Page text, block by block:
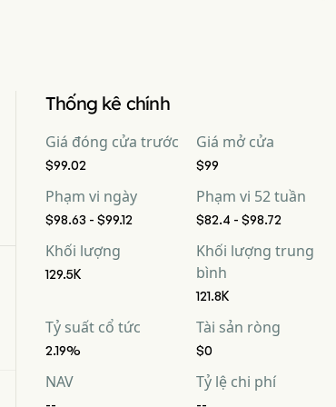
Thống kê chính
Giá đóng cửa trước
$99.02
Giá mở cửa
$99
Phạm vi ngày
$98.63 - $99.12
Phạm vi 52 tuần
$82.4 - $98.72
Khối lượng
129.5K
Khối lượng trung
bình
121.8K
Tỷ suất cổ tức
2.19%
Tài sản ròng
$0
NAV Tỷ lệ chi phí